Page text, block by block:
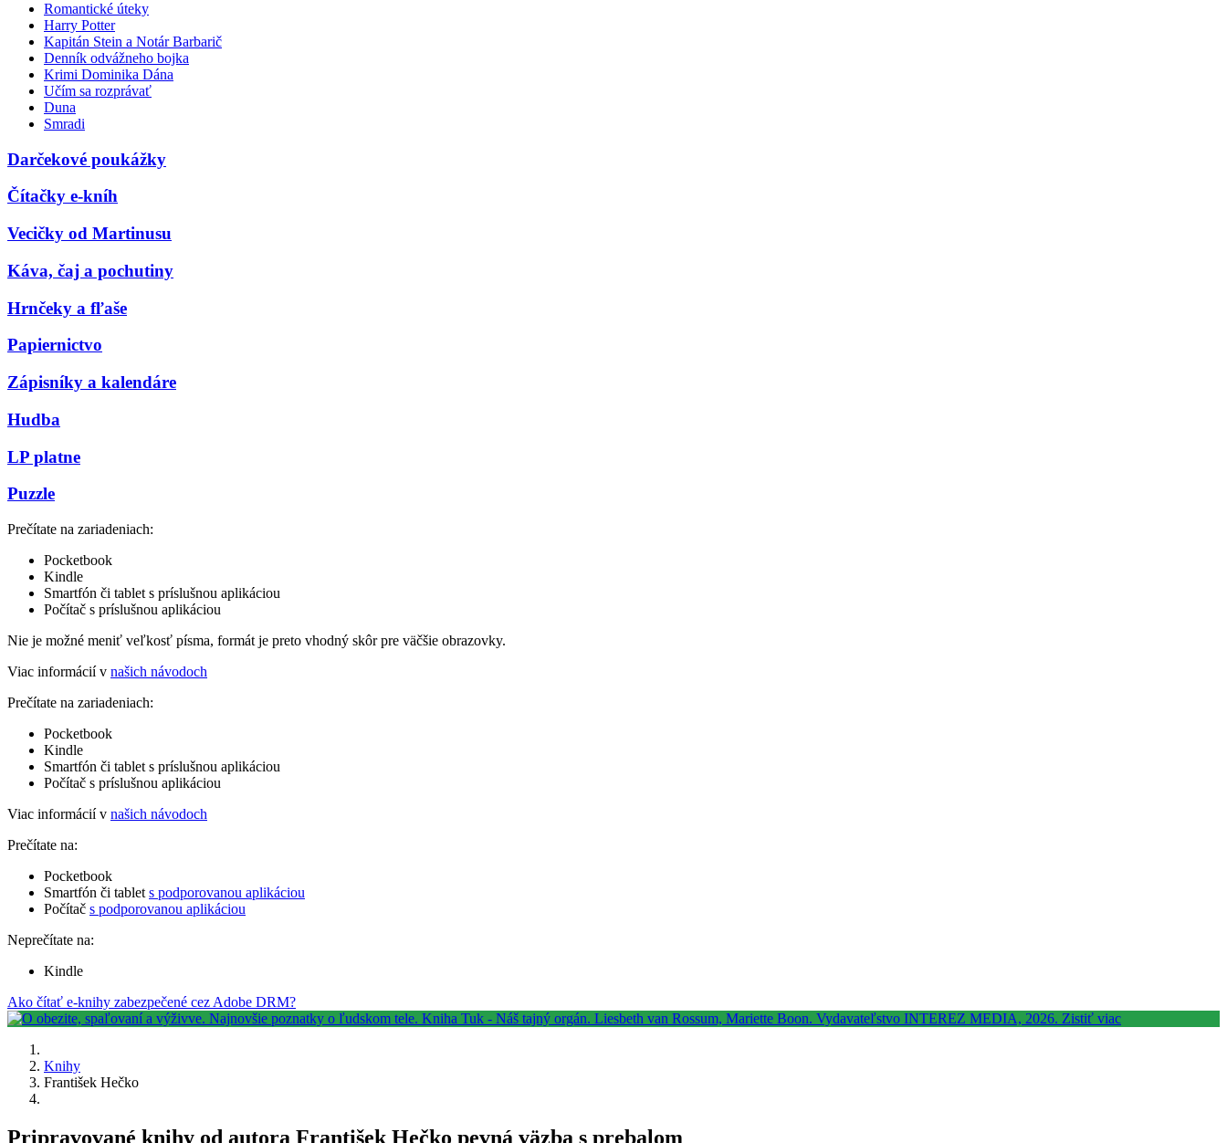
Romantické úteky
Harry Potter
Kapitán Stein a Notár Barbarič
Denník odvážneho bojka
Krimi Dominika Dána
Učím sa rozprávať
Duna
Smradi
Darčekové poukážky
Čítačky e-kníh
Vecičky od Martinusu
Káva, čaj a pochutiny
Hrnčeky a fľaše
Papiernictvo
Zápisníky a kalendáre
Hudba
LP platne
Puzzle
Prečítate na zariadeniach:
Pocketbook
Kindle
Smartfón či tablet s príslušnou aplikáciou
Počítač s príslušnou aplikáciou
Nie je možné meniť veľkosť písma, formát je preto vhodný skôr pre väčšie obrazovky.
Viac informácií v našich návodoch
Prečítate na zariadeniach:
Pocketbook
Kindle
Smartfón či tablet s príslušnou aplikáciou
Počítač s príslušnou aplikáciou
Viac informácií v našich návodoch
Prečítate na:
Pocketbook
Smartfón či tablet s podporovanou aplikáciou
Počítač s podporovanou aplikáciou
Neprečítate na:
Kindle
Ako čítať e-knihy zabezpečené cez Adobe DRM?
Knihy
František Hečko
Pripravované knihy od autora František Hečko pevná väzba s prebalom